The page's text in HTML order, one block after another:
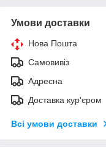
Умови доставки
Нова Пошта
Самовивіз
Адресна
Доставка кур'єром
Всі умови доставки